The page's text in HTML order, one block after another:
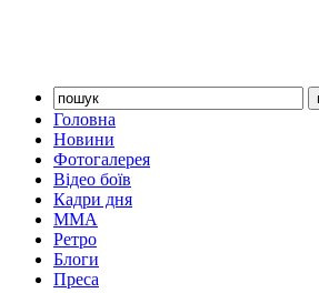
Головна
Новини
Фотогалерея
Відео боїв
Кадри дня
ММА
Ретро
Блоги
Преса